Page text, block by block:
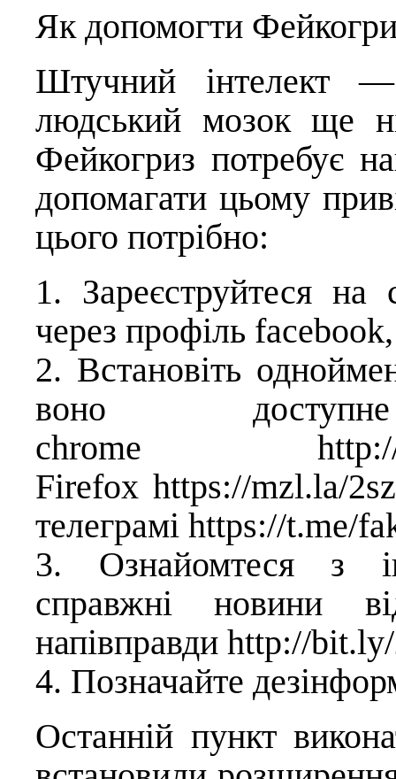
Як допомогти
Штучний інтелект
людський мозок ще
Фейкогриз потребує
допомагати цьому
цього потрібно:
1. Зареєструйтеся
через профіль
2. Встановіть
воно
chrome
Firefox https://mzl.la/
телеграмі https://t.me/
3. Ознайомтеся з
справжні новини
напівправди http://
4. Позначайте
Останній пункт